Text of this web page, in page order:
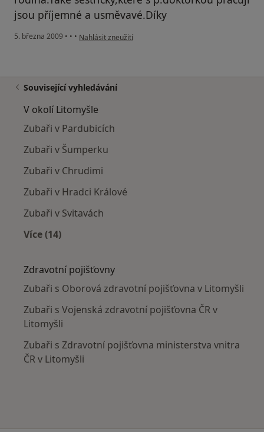
jsou příjemné a usměvavé.Díky
5. března 2009 • • • podle názoru uživatele vděčná pacientka
Nahlásit zneužití
Související vyhledávání
V okolí Litomyšle
Zubaři v Pardubicích
Zubaři v Šumperku
Zubaři v Chrudimi
Zubaři v Hradci Králové
Zubaři v Svitavách
Více (14)
Zdravotní pojišťovny
Zubaři s Oborová zdravotní pojišťovna v Litomyšli
Zubaři s Vojenská zdravotní pojišťovna ČR v
Litomyšli
Zubaři s Zdravotní pojišťovna ministerstva vnitra
ČR v Litomyšli